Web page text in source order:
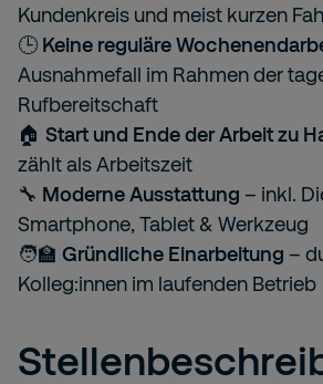
Kundenkreis und meist kurzen
🕒 Keine reguläre
Ausnahmefall im Rahmen der
Rufbereitschaft
🏠 Start und Ende der Arbeit zu
zählt als Arbeitszeit
🔧 Moderne Ausstattung – inkl.
Smartphone, Tablet & Werkzeug
🧑‍🏫 Gründliche Einarbeitung –
Kolleg:innen im laufenden Betrieb